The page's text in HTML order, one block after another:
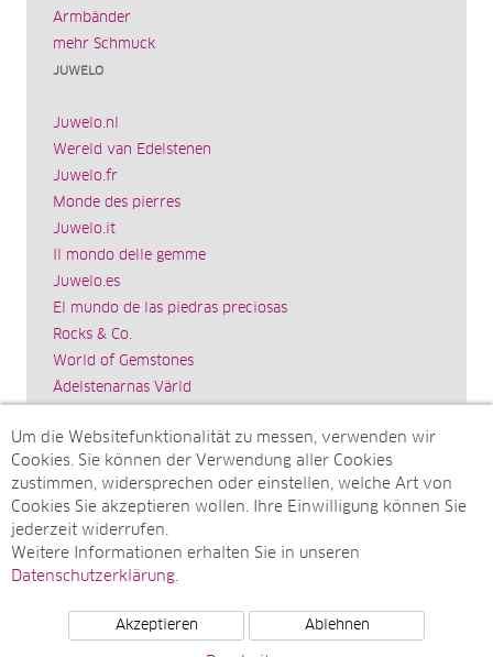
Armbänder
mehr Schmuck
JUWELO
Juwelo.nl
Wereld van Edelstenen
Juwelo.fr
Monde des pierres
Juwelo.it
Il mondo delle gemme
Juwelo.es
El mundo de las piedras preciosas
Rocks & Co.
World of Gemstones
Ädelstenarnas Värld
Impressum
SITEMAP
Sitemap
Monatsarchive
Top-Artikel
© Juwelo Deutschland GmbH (ein Tochterunternehmen der
Um die Websitefunktionalität zu messen, verwenden wir
Cookies. Sie können der Verwendung aller Cookies
zustimmen, widersprechen oder einstellen, welche Art von
Cookies Sie akzeptieren wollen. Ihre Einwilligung können Sie
jederzeit widerrufen.
Weitere Informationen erhalten Sie in unseren
Datenschutzerklärung.
Akzeptieren Ablehnen